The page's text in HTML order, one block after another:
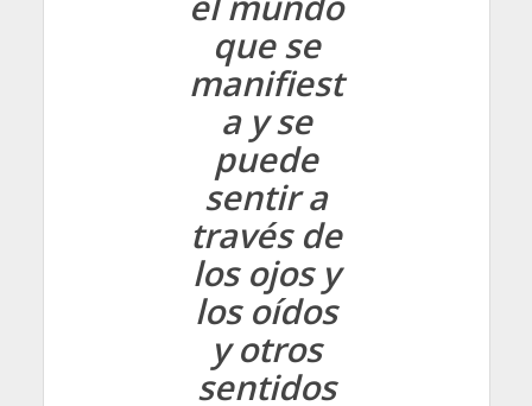
que se
manifiest
a y se
puede
sentir a
través de
los ojos y
los oídos
y otros
sentidos